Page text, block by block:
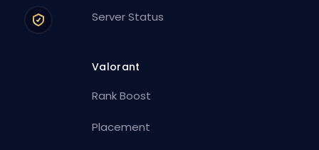
Server Status
Valorant
Rank Boost
Placement